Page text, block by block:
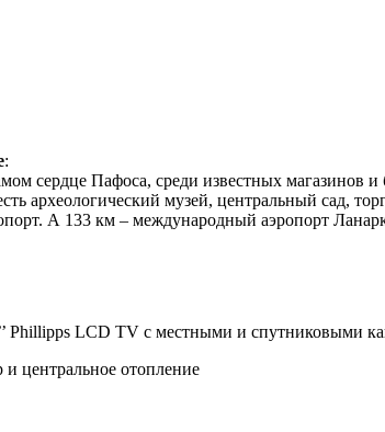
:
сердце Пафоса, среди известных
археологический музей, центральный сад,
А 133 км – международный аэропорт
Phillipps LCD TV с местными и спутниковыми
центральное отопление